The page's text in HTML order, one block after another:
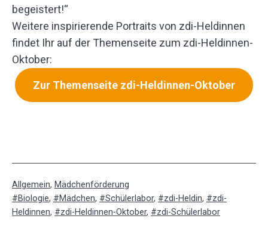
begeistert!“
Weitere inspirierende Portraits von zdi-Heldinnen
findet Ihr auf der Themenseite zum zdi-Heldinnen-
Oktober:
Zur Themenseite zdi-Heldinnen-Oktober
Kategorisiert
als
Allgemein, Mädchenförderung
Verschlagwortet
mit
Biologie, Mädchen, Schülerlabor, zdi-Heldin,
zdi-
Heldinnen, zdi-Heldinnen-Oktober, zdi-Schülerlabor